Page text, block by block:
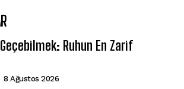
Ruhun En Zarif
8 Ağustos 2026